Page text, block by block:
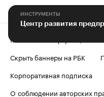
ИНСТРУМЕНТЫ
Контактная информация
Скрыть баннеры на РБК
Корпоративная подписка
О соблюдении авторских